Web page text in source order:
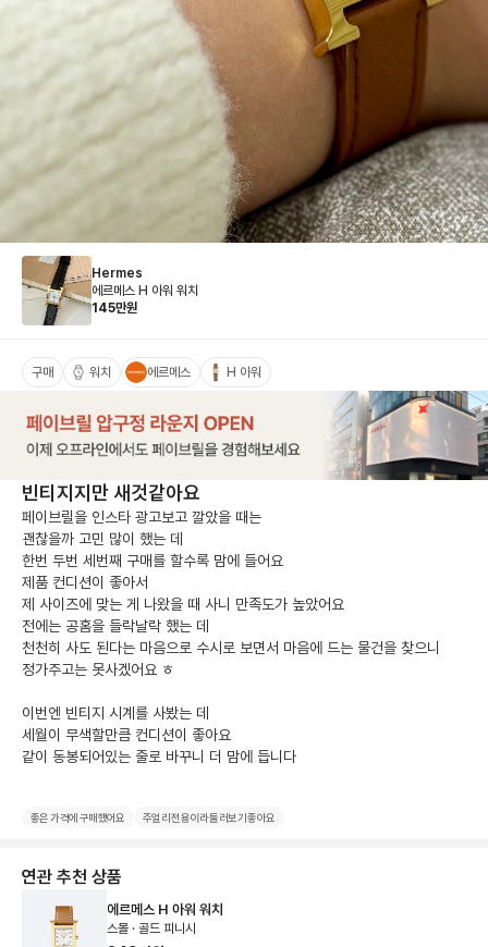
Hermes
에르메스 H 아워 워치
145만원
구매 워치 에르메스 H 아워
빈티지지만 새것같아요
페이브릴을 인스타 광고보고 깔았을 때는
괜찮을까 고민 많이 했는 데
한번 두번 세번째 구매를 할수록 맘에 들어요
제품 컨디션이 좋아서
제 사이즈에 맞는 게 나왔을 때 사니 만족도가 높았어요
전에는 공홈을 들락날락 했는 데
천천히 사도 된다는 마음으로 수시로 보면서 마음에 드는 물건을 찾으니
정가주고는 못사겠어요 ㅎ
이번엔 빈티지 시계를 사봤는 데
세월이 무색할만큼 컨디션이 좋아요
좋은 가격에 구매했어요 주얼리 전용이라 둘러보기 좋아요
연관 추천 상품
에르메스 H 아워 워치
스몰 · 골드 피니시